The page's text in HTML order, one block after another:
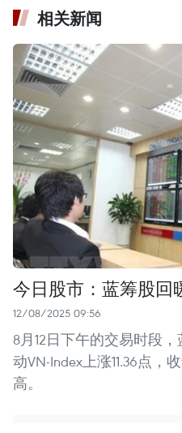
相关新闻
今日股市：蓝筹股
12/08/2025 09:56
8月12日下午的交易时段
动VN-Index上涨11.36点，
高。